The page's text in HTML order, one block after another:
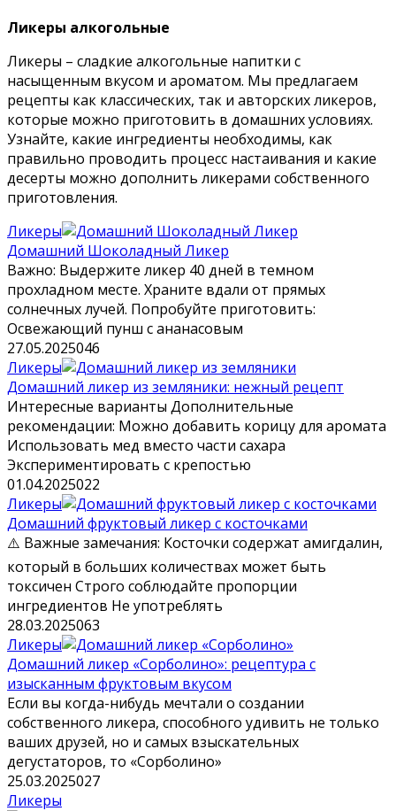
Ликеры алкогольные
Ликеры – сладкие алкогольные напитки с
насыщенным вкусом и ароматом. Мы предлагаем
рецепты как классических, так и авторских ликеров,
которые можно приготовить в домашних условиях.
Узнайте, какие ингредиенты необходимы, как
правильно проводить процесс настаивания и какие
десерты можно дополнить ликерами собственного
приготовления.
Ликеры
Домашний Шоколадный Ликер
Важно: Выдержите ликер 40 дней в темном
прохладном месте. Храните вдали от прямых
солнечных лучей. Попробуйте приготовить:
Освежающий пунш с ананасовым
27.05.2025046
Ликеры
Домашний ликер из земляники: нежный рецепт
Интересные варианты Дополнительные
рекомендации: Можно добавить корицу для аромата
Использовать мед вместо части сахара
Экспериментировать с крепостью
01.04.2025022
Ликеры
Домашний фруктовый ликер с косточками
⚠️ Важные замечания: Косточки содержат амигдалин,
который в больших количествах может быть
токсичен Строго соблюдайте пропорции
ингредиентов Не употреблять
28.03.2025063
Ликеры
Домашний ликер «Сорболино»: рецептура с
изысканным фруктовым вкусом
Если вы когда-нибудь мечтали о создании
собственного ликера, способного удивить не только
ваших друзей, но и самых взыскательных
дегустаторов, то «Сорболино»
25.03.2025027
Ликеры